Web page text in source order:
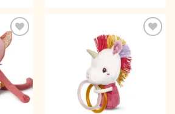
Ajouter
d’envies